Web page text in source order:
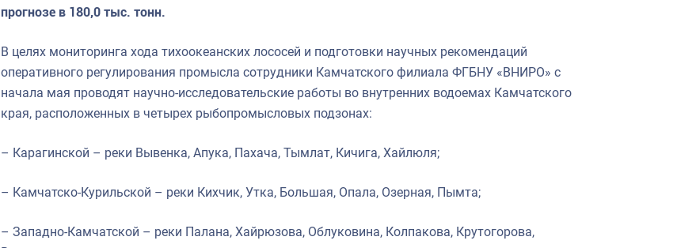
прогнозе в 180,0 тыс. тонн.
В целях мониторинга хода тихоокеанских лососей и подготовки научных рекомендаций
оперативного регулирования промысла сотрудники Камчатского филиала ФГБНУ «ВНИРО» с
начала мая проводят научно-исследовательские работы во внутренних водоемах Камчатского
края, расположенных в четырех рыбопромысловых подзонах:
– Карагинской – реки Вывенка, Апука, Пахача, Тымлат, Кичига, Хайлюля;
– Камчатско-Курильской – реки Кихчик, Утка, Большая, Опала, Озерная, Пымта;
– Западно-Камчатской – реки Палана, Хайрюзова, Облуковина, Колпакова, Крутогорова,